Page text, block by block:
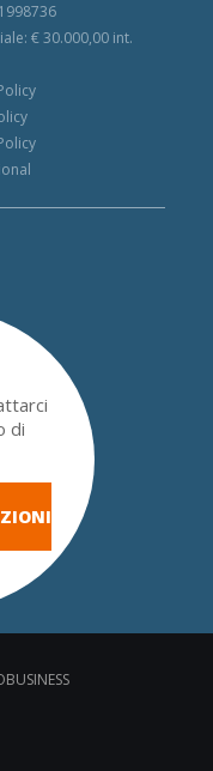
€ 30.000,00 int.
di